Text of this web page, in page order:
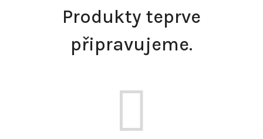
Produkty teprve
připravujeme.